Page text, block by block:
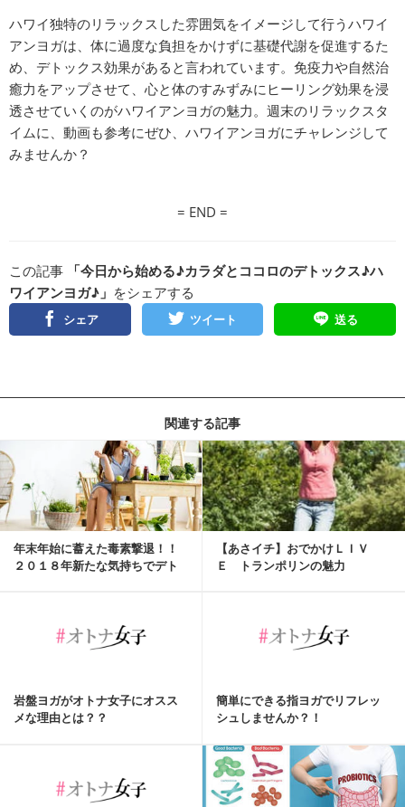
ハワイ独特のリラックスした雰囲気をイメージして行うハワイ
アンヨガは、体に過度な負担をかけずに基礎代謝を促進するた
め、デトックス効果があると言われています。免疫力や自然治
癒力をアップさせて、心と体のすみずみにヒーリング効果を浸
透させていくのがハワイアンヨガの魅力。週末のリラックスタ
イムに、動画も参考にぜひ、ハワイアンヨガにチャレンジして
みませんか？
= END =
この記事
「今日から始める♪カラダとココロのデトックス♪ハ
ワイアンヨガ♪」 をシェアする
シェア ツイート 送る
関連する記事
年末年始に蓄えた毒素撃退！！
２０１８年新たな気持ちでデト
【あさイチ】おでかけＬＩＶ
Ｅ トランポリンの魅力
岩盤ヨガがオトナ女子にオスス
メな理由とは？？
簡単にできる指ヨガでリフレッ
シュしませんか？！